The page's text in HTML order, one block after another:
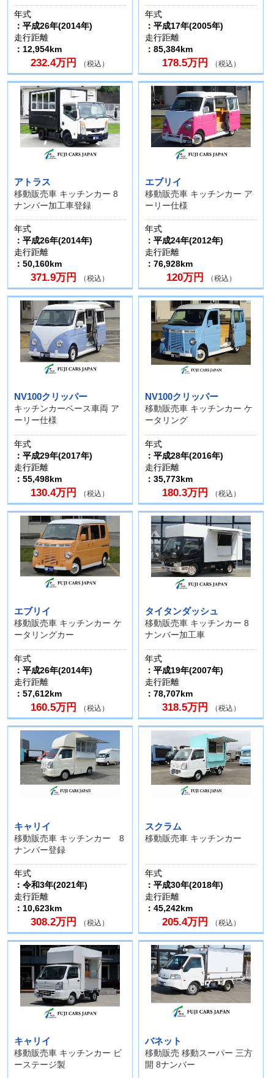
年式
：平成26年(2014年)
走行距離
：12,954km
232.4万円 （税込）
年式
：平成17年(2005年)
走行距離
：85,384km
178.5万円 （税込）
アトラス
移動販売車 キッチンカー 8
ナンバー加工車登録
年式
：平成26年(2014年)
走行距離
：50,160km
371.9万円 （税込）
エブリイ
移動販売車 キッチンカー ア
ーリー仕様
年式
：平成24年(2012年)
走行距離
：76,928km
120万円 （税込）
NV100クリッパー
キッチンカーベース車両 ア
ーリー仕様
年式
：平成29年(2017年)
走行距離
：55,498km
130.4万円 （税込）
NV100クリッパー
移動販売車 キッチンカー ケ
ータリング
年式
：平成28年(2016年)
走行距離
：35,773km
180.3万円 （税込）
エブリイ
移動販売車 キッチンカー ケ
ータリングカー
年式
：平成26年(2014年)
走行距離
：57,612km
160.5万円 （税込）
タイタンダッシュ
移動販売車 キッチンカー 8
ナンバー加工車
年式
：平成19年(2007年)
走行距離
：78,707km
318.5万円 （税込）
キャリイ
移動販売車 キッチンカー 8
ナンバー登録
年式
：令和3年(2021年)
走行距離
：10,623km
308.2万円 （税込）
スクラム
移動販売車 キッチンカー
年式
：平成30年(2018年)
走行距離
：45,242km
205.4万円 （税込）
キャリイ
移動販売車 キッチンカー ビ
ーステージ製
バネット
移動販売 移動スーパー 三方
開 8ナンバー